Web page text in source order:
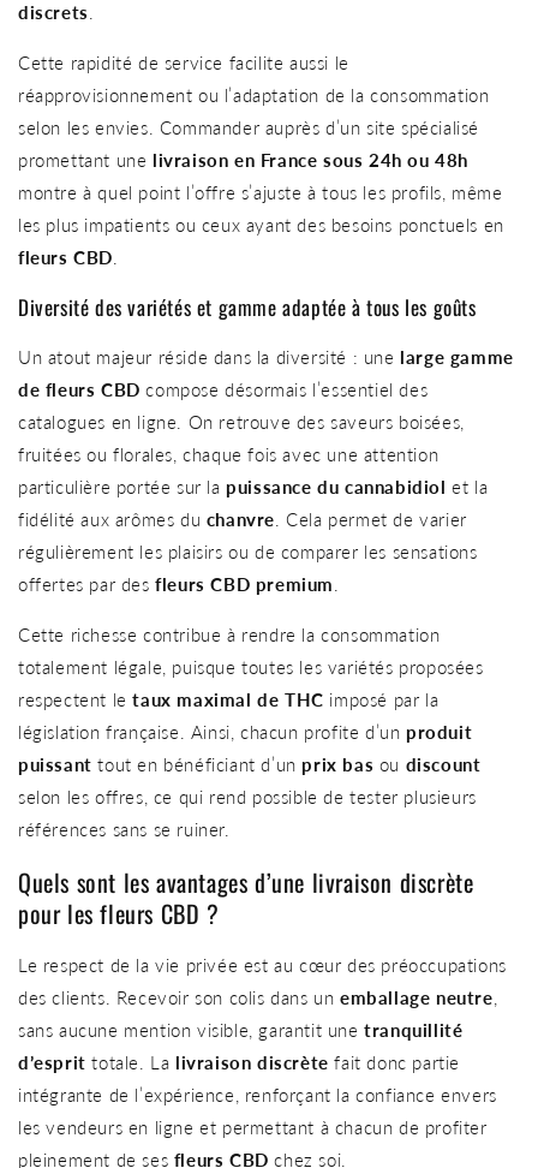
discrets
Cette rapidité de service facilite aussi le
réapprovisionnement ou l’adaptation de la consommation
selon les envies. Commander auprès d’un site spécialisé
promettant une livraison en France sous 24h ou 48h
montre à quel point l’offre s’ajuste à tous les profils, même
les plus impatients ou ceux ayant des besoins ponctuels en
fleurs CBD
Diversité des variétés et gamme adaptée à tous les goûts
Un atout majeur réside dans la diversité : une large gamme
de fleurs CBD compose désormais l’essentiel des
catalogues en ligne. On retrouve des saveurs boisées,
fruitées ou florales, chaque fois avec une attention
particulière portée sur la puissance du cannabidiol et la
fidélité aux arômes du chanvre . Cela permet de varier
régulièrement les plaisirs ou de comparer les sensations
offertes par desfleurs CBD premium
Cette richesse contribue à rendre la consommation
totalement légale, puisque toutes les variétés proposées
respectent letaux maximal de THC imposé par la
législation française. Ainsi, chacun profite d’un produit
puissant tout en bénéficiant d’un prix bas ou discount
selon les offres, ce qui rend possible de tester plusieurs
références sans se ruiner.
Quels sont les avantages d’une livraison discrète
pour les fleurs CBD ?
Le respect de la vie privée est au cœur des préoccupations
des clients. Recevoir son colis dans unemballage neutre
sans aucune mention visible, garantit unetranquillité
d’esprit totale. La livraison discrète fait donc partie
intégrante de l’expérience, renforçant la confiance envers
les vendeurs en ligne et permettant à chacun de profiter
pleinement de ses fleurs CBD chez soi.